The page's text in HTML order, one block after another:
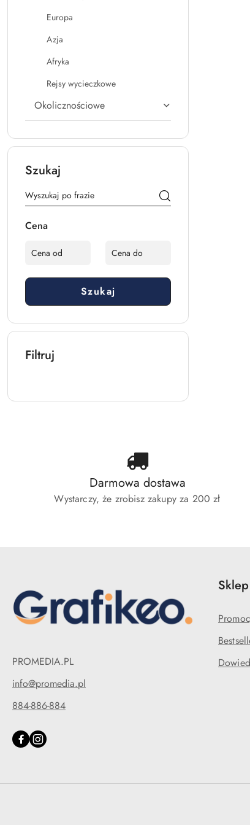
Europa
Azja
Afryka
Rejsy wycieczkowe
Okolicznościowe
Szukaj
Cena
Szukaj
Filtruj
Darmowa dostawa
Wystarczy, że zrobisz zakupy za 200 zł
PROMEDIA.PL
info@promedia.pl
884-886-884
Sklep